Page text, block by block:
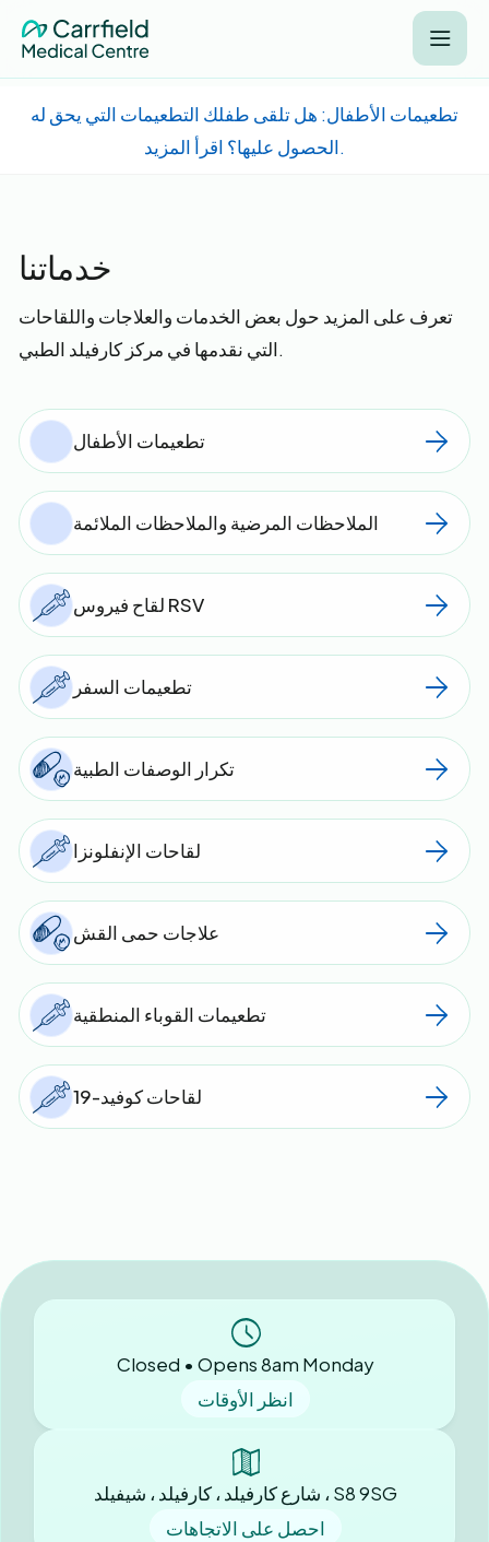
تطعيمات الأطفال: هل تلقى طفلك التطعيمات التي يحق له
الحصول عليها؟ اقرأ المزيد.
خدماتنا
تعرف على المزيد حول بعض الخدمات والعلاجات واللقاحات
التي نقدمها في مركز كارفيلد الطبي.
تطعيمات الأطفال
الملاحظات المرضية والملاحظات الملائمة
لقاح فيروس RSV
تطعيمات السفر
تكرار الوصفات الطبية
لقاحات الإنفلونزا
علاجات حمى القش
تطعيمات القوباء المنطقية
لقاحات كوفيد-19
Closed • Opens 8am Monday
انظر الأوقات
شارع كارفيلد ، كارفيلد ، شيفيلد ، S8 9SG
احصل على الاتجاهات